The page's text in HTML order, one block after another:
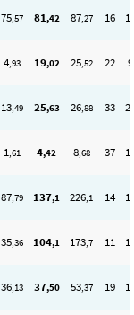
75,57 81,42 87,27 16
4,93 19,02 25,52 22 9
13,49 25,63 26,88 33
1,61 4,42 8,68 37
87,79 137,1 226,1 14
35,36 104,1 173,7 11
36,13 37,50 53,37 19